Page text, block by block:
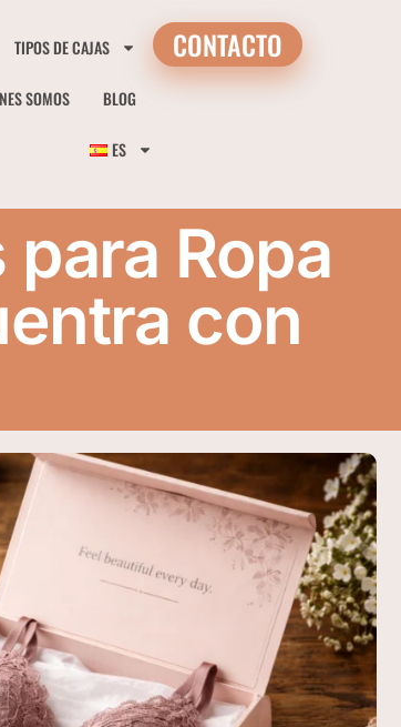
TIPOS DE CAJAS
SOMOS BLOG
ES
CONTACTO
Ropa
con